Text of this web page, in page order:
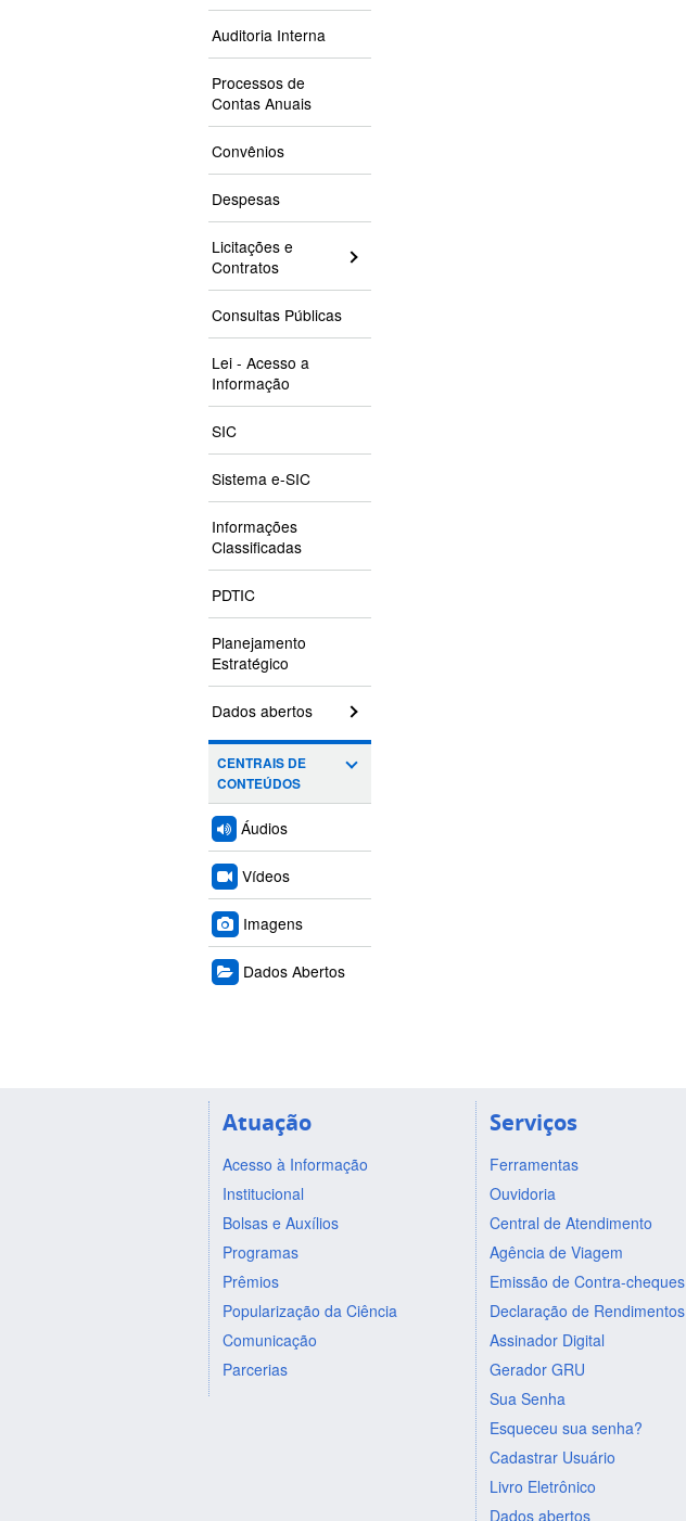
Auditoria Interna
Processos de
Contas Anuais
Convênios
Despesas
Licitações e
Contratos
Consultas Públicas
Lei - Acesso a
Informação
SIC
Sistema e-SIC
Informações
Classificadas
PDTIC
Planejamento
Estratégico
Dados abertos
CENTRAIS DE
CONTEÚDOS
Áudios
Vídeos
Imagens
Dados Abertos
Atuação
Acesso à Informação
Institucional
Bolsas e Auxílios
Programas
Prêmios
Popularização da Ciência
Comunicação
Parcerias
Serviços
Ferramentas
Ouvidoria
Central de Atendimento
Agência de Viagem
Emissão de Contra-cheques
Declaração de Rendimentos
Assinador Digital
Gerador GRU
Sua Senha
Esqueceu sua senha?
Cadastrar Usuário
Livro Eletrônico
Dados abertos